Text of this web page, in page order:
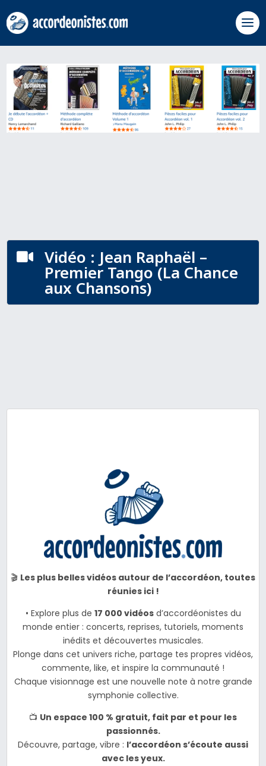
 Vidéo : Jean Raphaël –
Premier Tango (La Chance
aux Chansons)
🎬 Les plus belles vidéos autour de l’accordéon, toutes
réunies ici !
• Explore plus de 17 000 vidéosd’accordéonistes du
monde entier : concerts, reprises, tutoriels, moments
inédits et découvertes musicales.
Plonge dans cet univers riche, partage tes propres vidéos,
commente, like, et inspire la communauté !
Chaque visionnage est une nouvelle note à notre grande
symphonie collective.
📺 Un espace 100 % gratuit, fait par et pour les
passionnés.
Découvre, partage, vibre : l’accordéon s’écoute aussi
avec les yeux.